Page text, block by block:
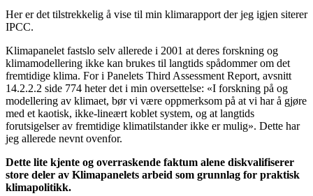
Her er det tilstrekkelig å vise til min klimarapport der jeg igjen siterer
IPCC.
Klimapanelet fastslo selv allerede i 2001 at deres forskning og
klimamodellering ikke kan brukes til langtids spådommer om det
fremtidige klima. For i Panelets Third Assessment Report, avsnitt
14.2.2.2 side 774 heter det i min oversettelse: «I forskning på og
modellering av klimaet, bør vi være oppmerksom på at vi har å gjøre
med et kaotisk, ikke-lineært koblet system, og at langtids
forutsigelser av fremtidige klimatilstander ikke er mulig». Dette har
jeg allerede nevnt ovenfor.
Dette lite kjente og overraskende faktum alene diskvalifiserer
store deler av Klimapanelets arbeid som grunnlag for praktisk
klimapolitikk.